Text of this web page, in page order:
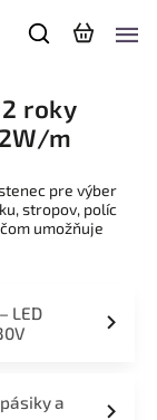
roky
m
pre výber
stropov, políc
umožňuje
LED
a